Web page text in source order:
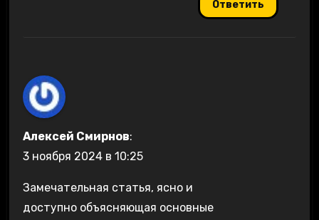
Ответить
Алексей Смирнов:
3 ноября 2024 в 10:25
Замечательная статья, ясно и
доступно объясняющая основные